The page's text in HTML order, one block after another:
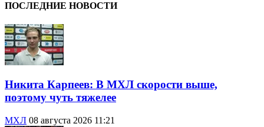
ПОСЛЕДНИЕ НОВОСТИ
Никита Карпеев: В МХЛ скорости выше,
поэтому чуть тяжелее
МХЛ 08 августа 2026 11:21